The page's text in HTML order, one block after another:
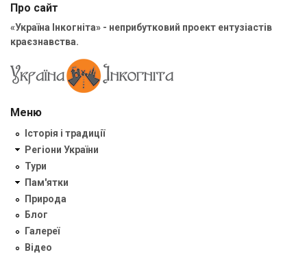
Про сайт
«Україна Інкогніта» - неприбутковий проект ентузіастів
краєзнавства.
Меню
Історія і традиції
Регіони України
Тури
Пам'ятки
Природа
Блог
Галереї
Відео